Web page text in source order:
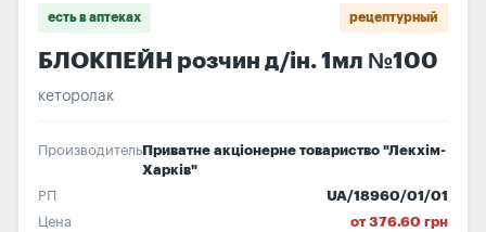
есть в аптеках рецептурный
БЛОКПЕЙН розчин д/ін. 1мл №100
кеторолак
ПроизводительПриватне акціонерне товариство "Лекхім-
Харків"
РП
UA/18960/01/01
Цена
от 376.60 грн